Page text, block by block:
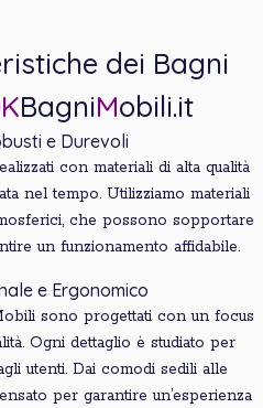
dei Bagni
BagniMobili.it
e Durevoli
con materiali di alta qualità
nel tempo. Utilizziamo materiali
che possono sopportare
un funzionamento affidabile.
e Ergonomico
sono progettati con un focus
Ogni dettaglio è studiato per
utenti. Dai comodi sedili alle
per garantire un’esperienza